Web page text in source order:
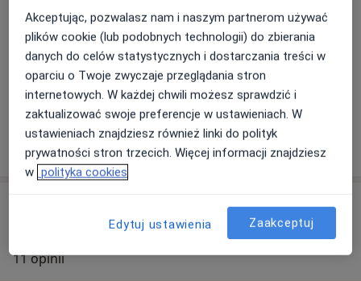
Powiększ mapę
Centrum Medyczne Salus Med
Warszawska 26a, 21-400 Łuków
11 opinii
Akceptując, pozwalasz nam i naszym partnerom używać
plików cookie (lub podobnych technologii) do zbierania
danych do celów statystycznych i dostarczania treści w
oparciu o Twoje zwyczaje przeglądania stron
internetowych. W każdej chwili możesz sprawdzić i
zaktualizować swoje preferencje w ustawieniach. W
ustawieniach znajdziesz również linki do polityk
prywatności stron trzecich. Więcej informacji znajdziesz
w polityka cookies
Edytuj ustawienia Zaakceptuj